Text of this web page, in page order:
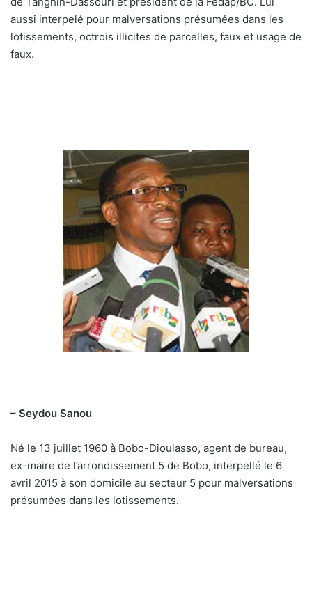
aussi interpelé pour malversations présumées dans les
lotissements, octrois illicites de parcelles, faux et usage de
faux.
– Seydou Sanou
Né le 13 juillet 1960 à Bobo-Dioulasso, agent de bureau,
ex-maire de l’arrondissement 5 de Bobo, interpellé le 6
avril 2015 à son domicile au secteur 5 pour malversations
présumées dans les lotissements.